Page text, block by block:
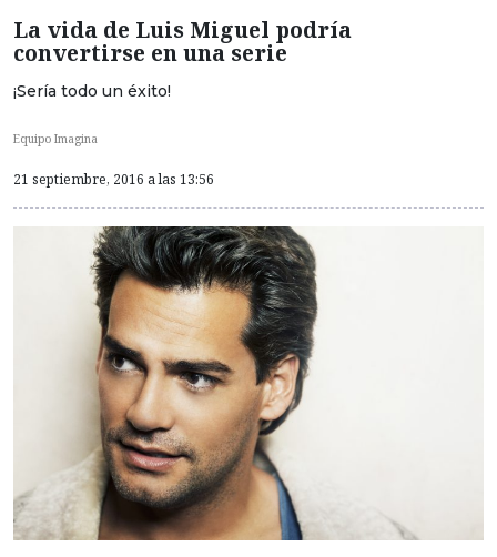
La vida de Luis Miguel podría
convertirse en una serie
¡Sería todo un éxito!
Equipo Imagina
21 septiembre, 2016 a las 13:56